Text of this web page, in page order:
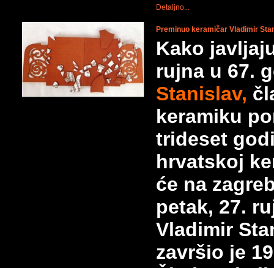
Detaljno...
Preminuo keramičar Vladimir
Kako
rujna u 67.
Stanislav,
keramiku
trideset
hrvatskoj
će na
petak, 27.
Vladimir
završio je